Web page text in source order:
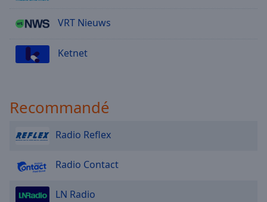
VRT Nieuws
Ketnet
Recommandé
Radio Reflex
Radio Contact
LN Radio